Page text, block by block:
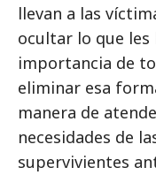
llevan a las
ocultar lo que les
importancia de
eliminar esa
manera de
necesidades de
supervivientes